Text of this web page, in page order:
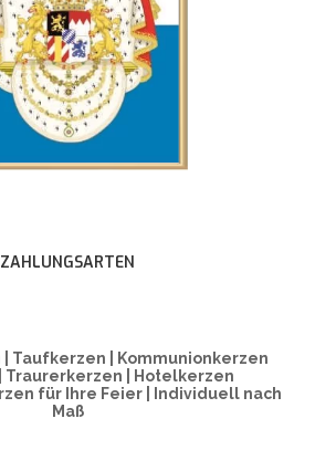
ZAHLUNGSARTEN
| Taufkerzen | Kommunionkerzen
Traurerkerzen | Hotelkerzen
für Ihre Feier | Individuell nach
Maß